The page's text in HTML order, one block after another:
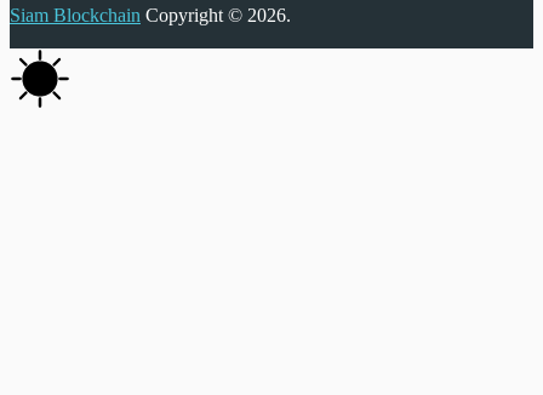
Siam Blockchain Copyright © 2026.